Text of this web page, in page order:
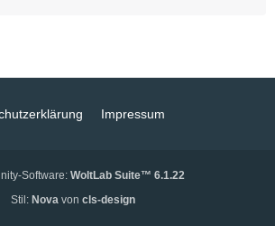
Impressum
Software: WoltLab Suite™ 6.1.22
Stil: Nova von cls-design